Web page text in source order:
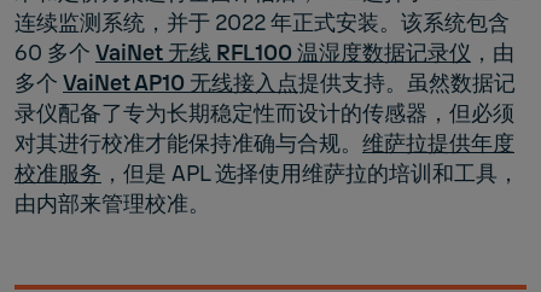
连续监测系统，并于 2022 年正式安装。该系统包含
60 多个 VaiNet 无线 RFL100 温湿度数据记录仪 ，由
多个 VaiNet AP10 无线接入点提供支持。虽然数据记
录仪配备了专为长期稳定性而设计的传感器，但必须
对其进行校准才能保持准确与合规。 维萨拉提供年度
校准服务 ，但是 APL 选择使用维萨拉的培训和工具，
由内部来管理校准。